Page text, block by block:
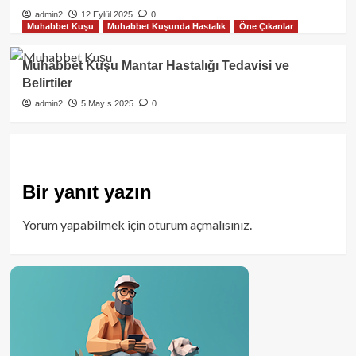
admin2 12 Eylül 2025
0
Muhabbet Kuşu
Muhabbet Kuşunda Hastalık Öne Çıkanlar
Muhabbet Kuşu Mantar Hastalığı Tedavisi ve
Belirtiler
admin2 5 Mayıs 2025 0
Bir yanıt yazın
Yorum yapabilmek içinoturum açmalısınız.